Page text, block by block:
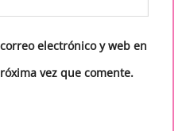
electrónico y web en
vez que comente.